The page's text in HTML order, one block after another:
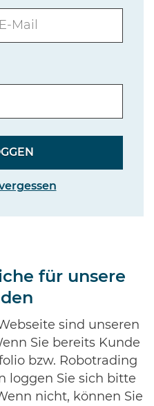
für unsere
sind unseren
Sie bereits Kunde
bzw. Robotrading
loggen Sie sich bitte
nicht, können Sie